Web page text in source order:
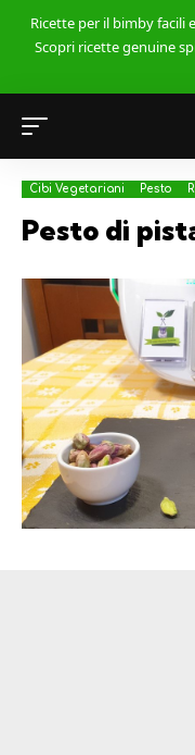
Ricette per il bimby facili
Scopri ricette genuine
Cibi Vegetariani Pesto
Pesto di